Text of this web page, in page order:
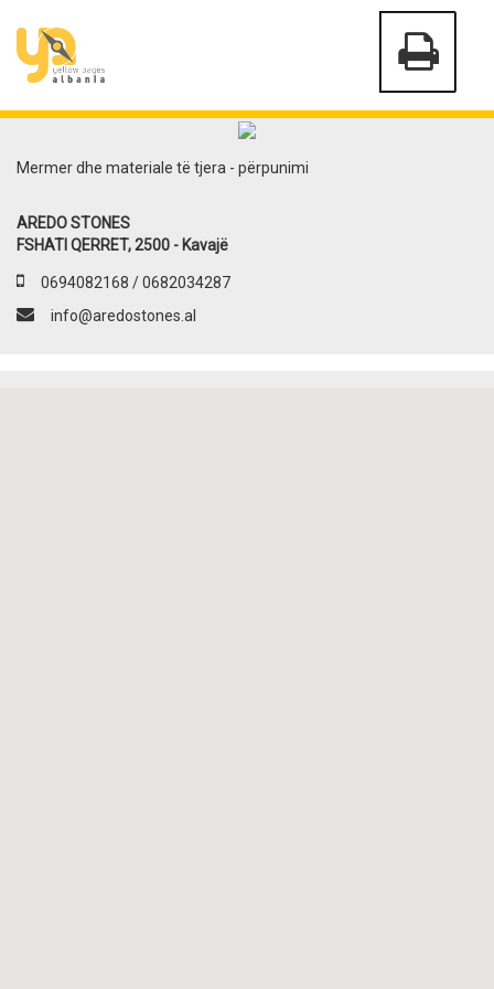
Mermer dhe materiale të tjera - përpunimi
AREDO STONES
FSHATI QERRET, 2500 - Kavajë
0694082168 / 0682034287
info@aredostones.al